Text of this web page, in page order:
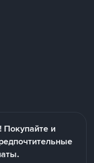
Покупайте и